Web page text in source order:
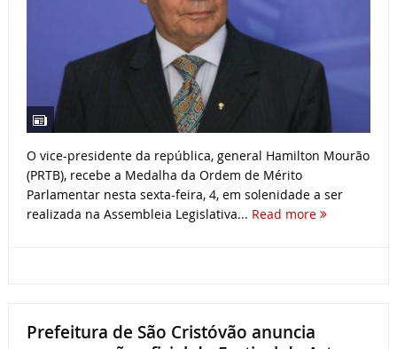
O vice-presidente da república, general Hamilton Mourão
(PRTB), recebe a Medalha da Ordem de Mérito
Parlamentar nesta sexta-feira, 4, em solenidade a ser
realizada na Assembleia Legislativa... Read more
Prefeitura de São Cristóvão anuncia